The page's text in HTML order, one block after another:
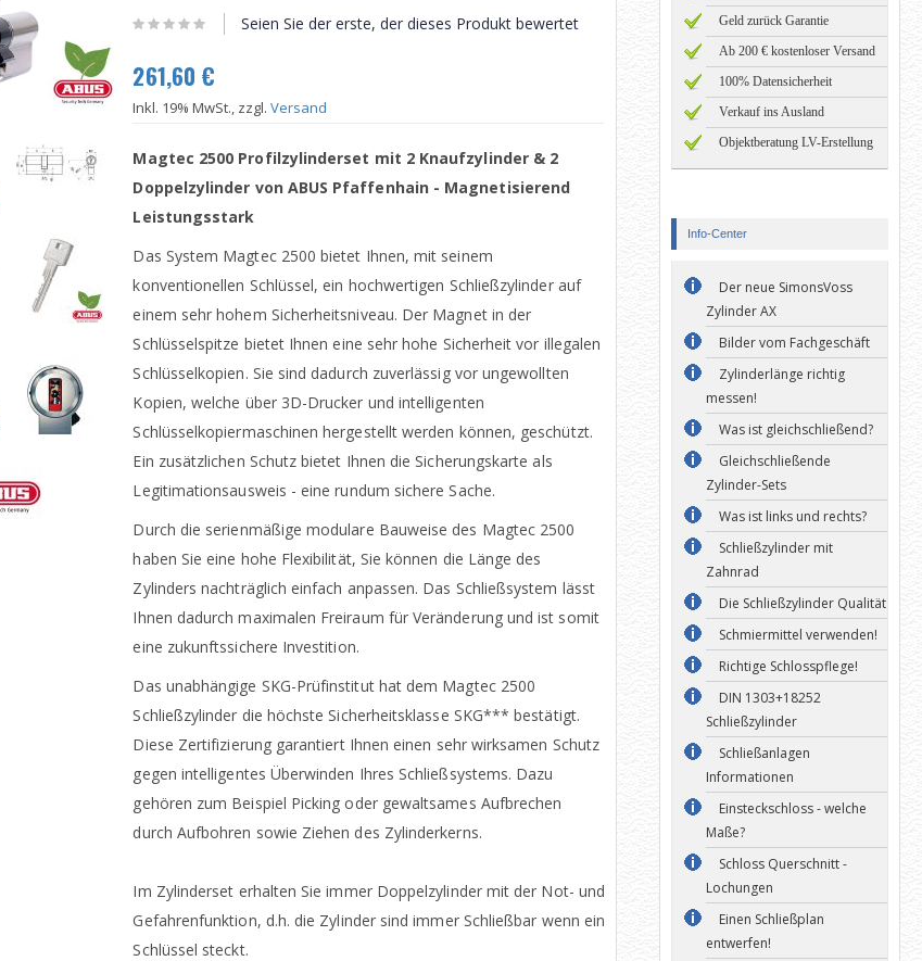
Seien Sie der erste, der dieses Produkt bewertet
261,60 €
Inkl. 19% MwSt., zzgl.Versand
Magtec 2500 Profilzylinderset mit 2 Knaufzylinder & 2
Doppelzylinder von ABUS Pfaffenhain - Magnetisierend
Leistungsstark
Das System Magtec 2500 bietet Ihnen, mit seinem
konventionellen Schlüssel, ein hochwertigen Schließzylinder auf
einem sehr hohem Sicherheitsniveau. Der Magnet in der
Schlüsselspitze bietet Ihnen eine sehr hohe Sicherheit vor illegalen
Schlüsselkopien. Sie sind dadurch zuverlässig vor ungewollten
Kopien, welche über 3D-Drucker und intelligenten
Schlüsselkopiermaschinen hergestellt werden können, geschützt.
Ein zusätzlichen Schutz bietet Ihnen die Sicherungskarte als
Legitimationsausweis - eine rundum sichere Sache.
Durch die serienmäßige modulare Bauweise des Magtec 2500
haben Sie eine hohe Flexibilität, Sie können die Länge des
Zylinders nachträglich einfach anpassen. Das Schließsystem lässt
Ihnen dadurch maximalen Freiraum für Veränderung und ist somit
eine zukunftssichere Investition.
Das unabhängige SKG-Prüfinstitut hat dem Magtec 2500
Schließzylinder die höchste Sicherheitsklasse SKG*** bestätigt.
Diese Zertifizierung garantiert Ihnen einen sehr wirksamen Schutz
gegen intelligentes Überwinden Ihres Schließsystems. Dazu
gehören zum Beispiel Picking oder gewaltsames Aufbrechen
durch Aufbohren sowie Ziehen des Zylinderkerns.
Im Zylinderset erhalten Sie immer Doppelzylinder mit der Not- und
Gefahrenfunktion, d.h. die Zylinder sind immer Schließbar wenn ein
Schlüssel steckt.
Geld zurück Garantie
Ab 200 € kostenloser Versand
100% Datensicherheit
Verkauf ins Ausland
Objektberatung LV-Erstellung
Info-Center
Der neue SimonsVoss
Zylinder AX
Bilder vom Fachgeschäft
Zylinderlänge richtig
messen!
Was ist gleichschließend?
Gleichschließende
Zylinder-Sets
Was ist links und rechts?
Schließzylinder mit
Zahnrad
Die Schließzylinder Qualität
Schmiermittel verwenden!
Richtige Schlosspflege!
DIN 1303+18252
Schließzylinder
Schließanlagen
Informationen
Einsteckschloss - welche
Maße?
Schloss Querschnitt -
Lochungen
Einen Schließplan
entwerfen!